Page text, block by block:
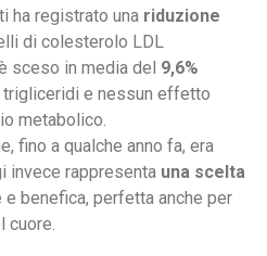
ha registrato una riduzione
di colesterolo LDL
sceso in media del 9,6%
trigliceridi e nessun effetto
metabolico.
fino a qualche anno fa, era
invece rappresenta una scelta
benefica, perfetta anche per
cuore.